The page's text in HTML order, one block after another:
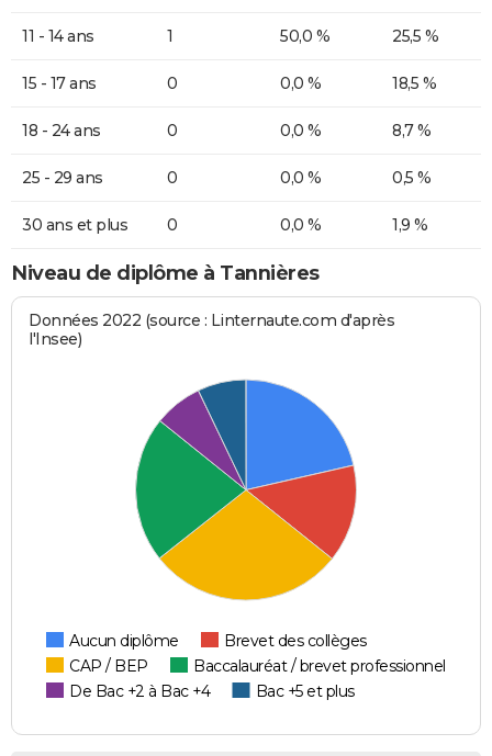
11 - 14 ans 1 50,0 % 25,5 %
15 - 17 ans 0 0,0 % 18,5 %
18 - 24 ans 0 0,0 % 8,7 %
25 - 29 ans 0 0,0 % 0,5 %
30 ans et plus 0 0,0 % 1,9 %
Niveau de diplôme à Tannières
Données 2022 (source : Linternaute.com d'après
l'Insee)
Aucun diplôme
Brevet des collèges
CAP / BEP
Baccalauréat / brevet professionnel
De Bac +2 à Bac +4
Bac +5 et plus